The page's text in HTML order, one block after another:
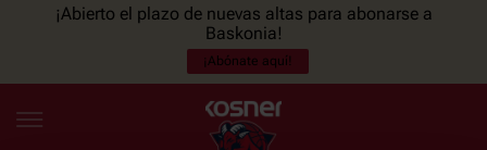
¡Abierto el plazo de nuevas altas para abonarse a
Baskonia!
¡Abónate aquí!